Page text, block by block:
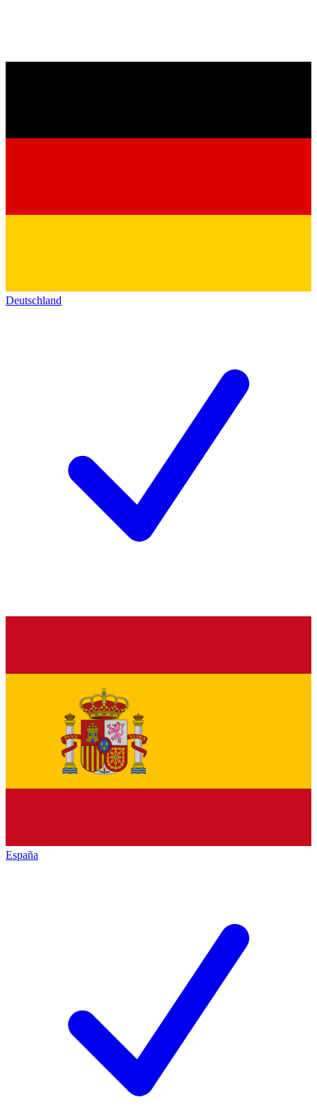
Deutschland
España